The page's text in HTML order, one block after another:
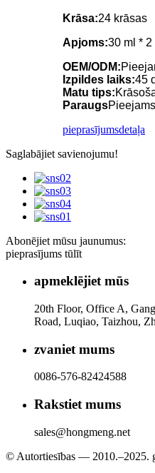
Krāsa:24 krāsas
Apjoms:30 ml * 2
OEM/ODM:
Izpildes laiks:45
Matu tips:
ParaugsPieejams
pieprasījumsdetaļa
Saglabājiet savienojumu!
Abonējiet mūsu jaunumus:
pieprasījums tūlīt
apmeklējiet mūs
20th Floor, Office A,
Road, Luqiao, Taizhou,
zvaniet mums
0086-576-82424588
Rakstiet mums
sales@hongmeng.net
© Autortiesības — 2010.–2025.